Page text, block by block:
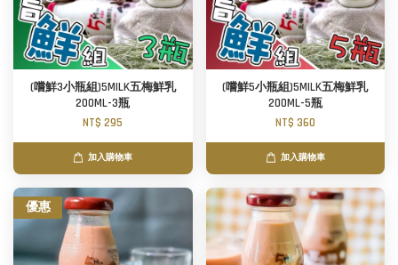
(嚐鮮3小瓶組)5MILK五梅鮮乳
200ML-3瓶
NT$ 295
加入購物車
(嚐鮮5小瓶組)5MILK五梅鮮乳
200ML-5瓶
NT$ 360
加入購物車
優惠